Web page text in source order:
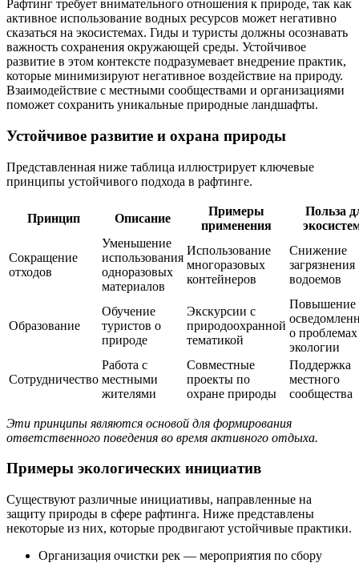
Рафтинг требует внимательного отношения к природе, так как
активное использование водных ресурсов может негативно
сказаться на экосистемах. Гиды и туристы должны осознавать
важность сохранения окружающей среды. Устойчивое
развитие в этом контексте подразумевает внедрение практик,
которые минимизируют негативное воздействие на природу.
Взаимодействие с местными сообществами и организациями
поможет сохранить уникальные природные ландшафты.
Устойчивое развитие и охрана природы
Представленная ниже таблица иллюстрирует ключевые
принципы устойчивого подхода в рафтинге.
Принцип Описание
Примеры
применения
Польза
Сокращение
отходов
Уменьшение
использования
одноразовых
материалов
Использование
многоразовых
контейнеров
Снижение
загрязнения
водоемов
Образование
Обучение
туристов о
природе
Экскурсии с
природоохранной
тематикой
Повышение
о проблемах
экологии
Сотрудничество
Работа с
местными
жителями
Совместные
проекты по
охране природы
Поддержка
местного
сообщества
Эти принципы являются основой для формирования
ответственного поведения во время активного отдыха.
Примеры экологических инициатив
Существуют различные инициативы, направленные на
защиту природы в сфере рафтинга. Ниже представлены
некоторые из них, которые продвигают устойчивые практики.
Организация очистки рек — мероприятия по сбору